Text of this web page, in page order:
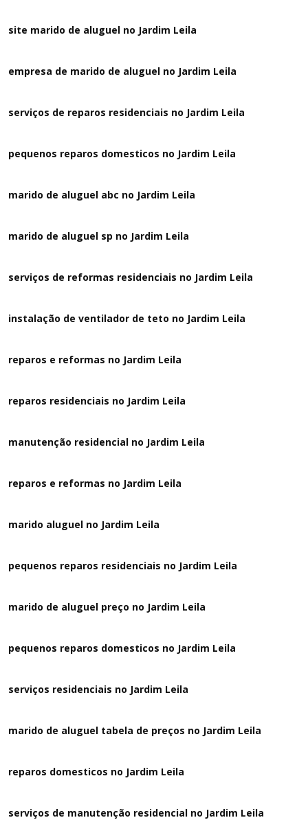
site marido de aluguel no Jardim Leila
empresa de marido de aluguel no Jardim Leila
serviços de reparos residenciais no Jardim Leila
pequenos reparos domesticos no Jardim Leila
marido de aluguel abc no Jardim Leila
marido de aluguel sp no Jardim Leila
serviços de reformas residenciais no Jardim Leila
instalação de ventilador de teto no Jardim Leila
reparos e reformas no Jardim Leila
reparos residenciais no Jardim Leila
manutenção residencial no Jardim Leila
reparos e reformas no Jardim Leila
marido aluguel no Jardim Leila
pequenos reparos residenciais no Jardim Leila
marido de aluguel preço no Jardim Leila
pequenos reparos domesticos no Jardim Leila
serviços residenciais no Jardim Leila
marido de aluguel tabela de preços no Jardim Leila
reparos domesticos no Jardim Leila
serviços de manutenção residencial no Jardim Leila